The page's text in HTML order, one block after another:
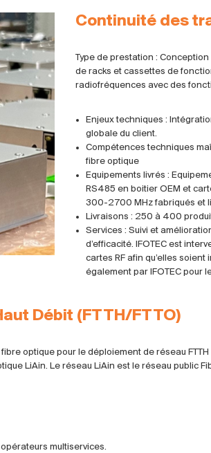
Continuité des
Type de prestation :
de racks et cassettes de
radiofréquences avec des
Enjeux techniques :
globale du client.
Compétences techniques
fibre optique
Equipements livrés :
RS485 en boitier OEM et
300-2700 MHz fabriqués et
Livraisons : 250 à 400
Services : Suivi et
d’efficacité. IFOTEC est
cartes RF afin qu’elles
également par IFOTEC pour
Débit (FTTH/FTTO)
optique pour le déploiement de réseau
LiAin. Le réseau LiAin est le réseau public
multiservices.